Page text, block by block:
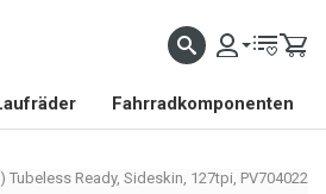
Fahrradkomponenten
Ready, Sideskin, 127tpi, PV704022